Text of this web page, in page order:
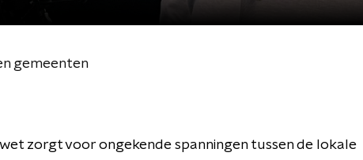
gemeenten
zorgt voor ongekende spanningen tussen de lokale